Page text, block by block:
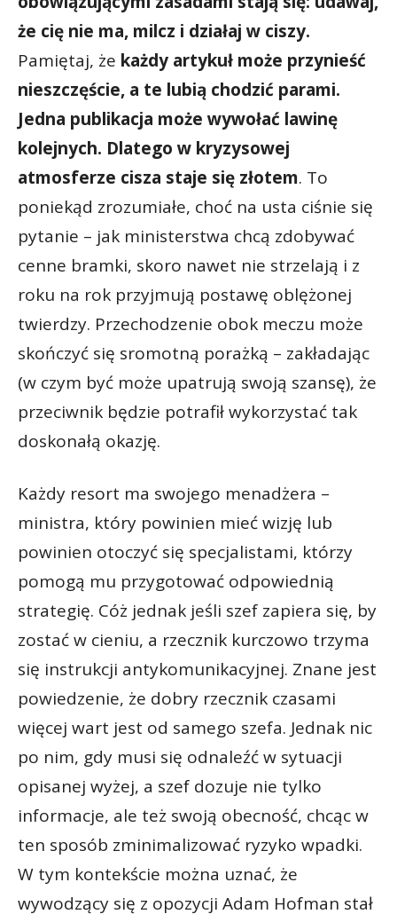
że cię nie ma, milcz i działaj w ciszy.
Pamiętaj, że każdy artykuł może przynieść
nieszczęście, a te lubią chodzić parami.
Jedna publikacja może wywołać lawinę
kolejnych. Dlatego w kryzysowej
atmosferze cisza staje się złotem. To
poniekąd zrozumiałe, choć na usta ciśnie się
pytanie – jak ministerstwa chcą zdobywać
cenne bramki, skoro nawet nie strzelają i z
roku na rok przyjmują postawę oblężonej
twierdzy. Przechodzenie obok meczu może
skończyć się sromotną porażką – zakładając
(w czym być może upatrują swoją szansę), że
przeciwnik będzie potrafił wykorzystać tak
doskonałą okazję.
Każdy resort ma swojego menadżera –
ministra, który powinien mieć wizję lub
powinien otoczyć się specjalistami, którzy
pomogą mu przygotować odpowiednią
strategię. Cóż jednak jeśli szef zapiera się, by
zostać w cieniu, a rzecznik kurczowo trzyma
się instrukcji antykomunikacyjnej. Znane jest
powiedzenie, że dobry rzecznik czasami
więcej wart jest od samego szefa. Jednak nic
po nim, gdy musi się odnaleźć w sytuacji
opisanej wyżej, a szef dozuje nie tylko
informacje, ale też swoją obecność, chcąc w
ten sposób zminimalizować ryzyko wpadki.
W tym kontekście można uznać, że
wywodzący się z opozycji Adam Hofman stał